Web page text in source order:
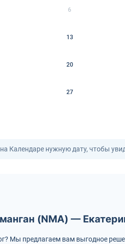
6
13
20
27
Календаре нужную дату, чтобы
(NMA) —
Мы предлагаем вам выгодное